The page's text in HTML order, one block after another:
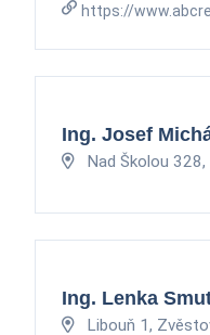
https://
Ing. Josef
Nad Školou
Ing. Lenka
Libouň 1,